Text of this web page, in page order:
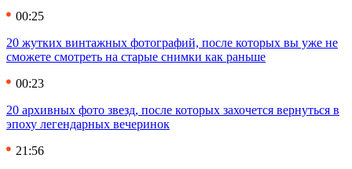
00:25
20 жутких винтажных фотографий, после которых вы уже не
сможете смотреть на старые снимки как раньше
00:23
20 архивных фото звезд, после которых захочется вернуться в
эпоху легендарных вечеринок
21:56